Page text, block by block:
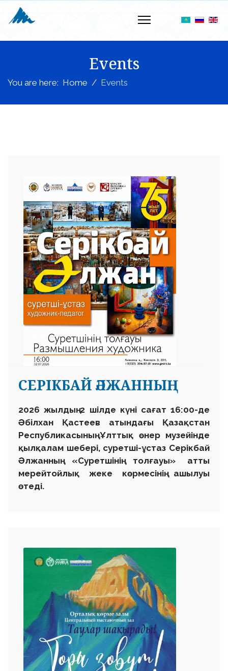
Events
You are here: Home Events
СЕРІКБАЙ ӘЛЖАННЫҢ
2026 жылдың 2 шілде күні сағат 16:00-де
Әбілхан Қастеев атындағы Қазақстан
Республикасының Ұлттық өнер музейінде
қылқалам шебері, суретші-ұстаз Серікбай
Әлжанның «Суретшінің толғауы» атты
мерейтойлық жеке көрмесінің ашылуы
өтеді.